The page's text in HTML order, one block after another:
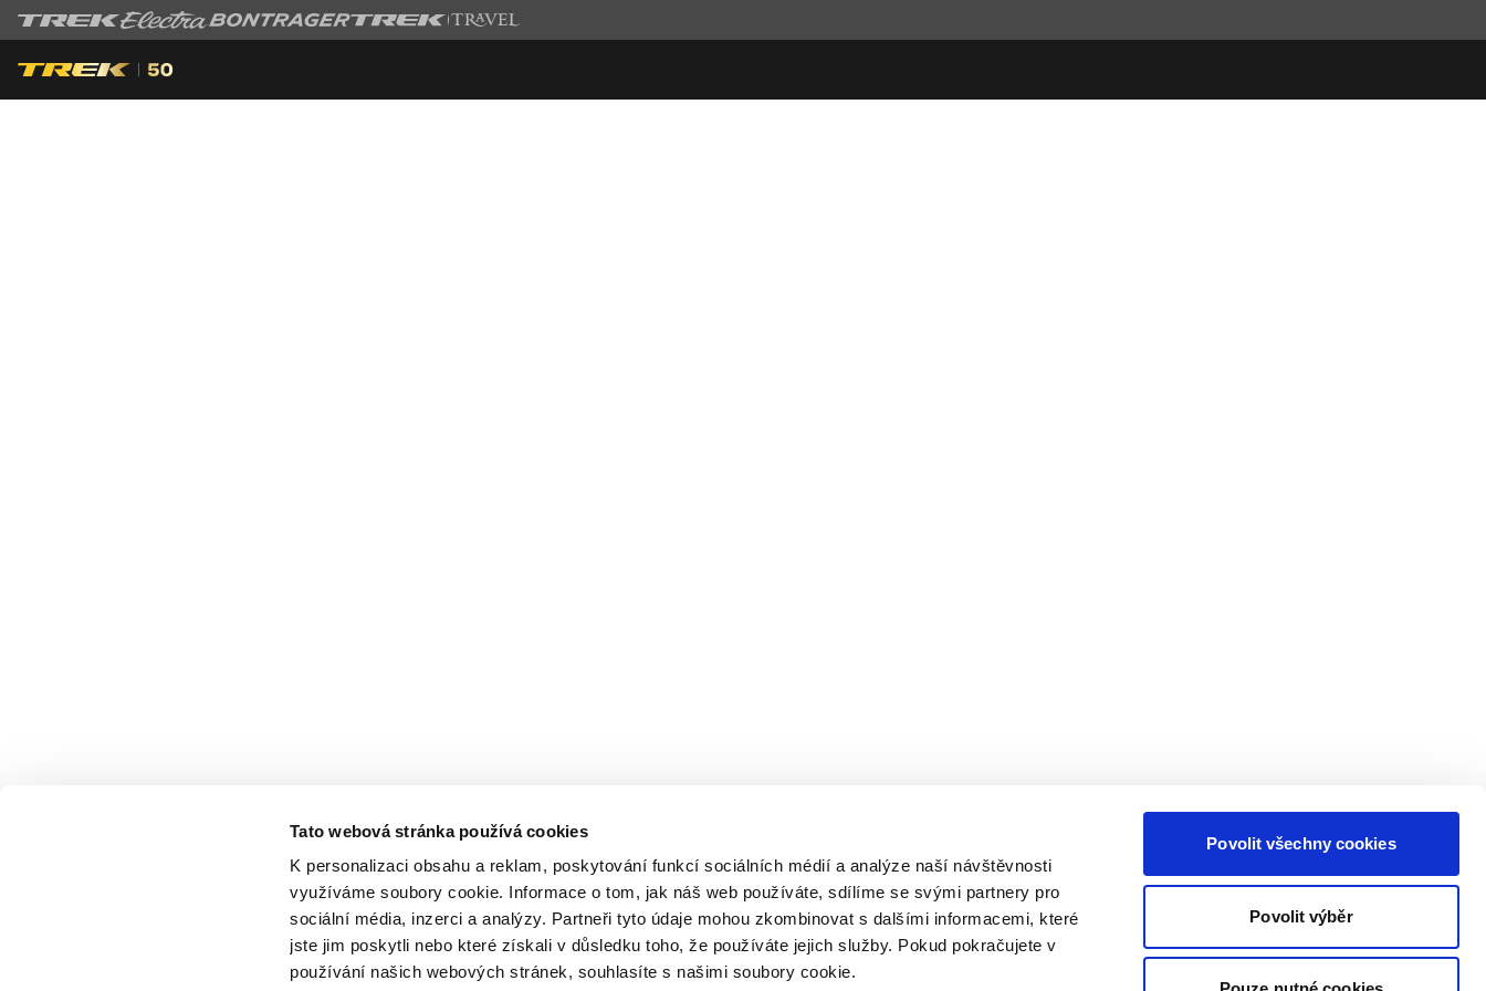
Tato webová stránka používá cookies
K personalizaci obsahu a reklam, poskytování funkcí sociálních médií a analýze naší návštěvnosti
využíváme soubory cookie. Informace o tom, jak náš web používáte, sdílíme se svými partnery pro
sociální média, inzerci a analýzy. Partneři tyto údaje mohou zkombinovat s dalšími informacemi, které
jste jim poskytli nebo které získali v důsledku toho, že používáte jejich služby. Pokud pokračujete v
používání našich webových stránek, souhlasíte s našimi soubory cookie.
Povolit všechny cookies
Povolit výběr